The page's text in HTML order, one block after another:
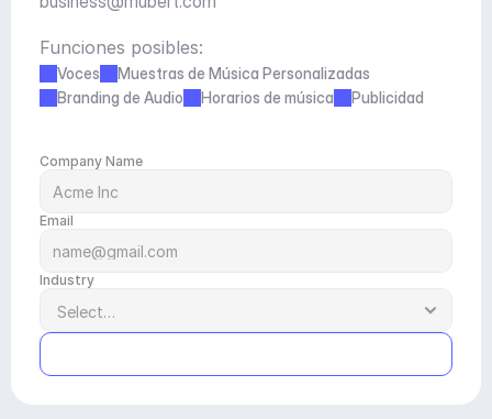
Funciones posibles:
Voces
Muestras de Música Personalizadas
Branding de Audio
Horarios de música Publicidad
Company Name
Email
Industry